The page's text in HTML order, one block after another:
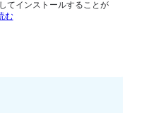
てインストールすることが
む